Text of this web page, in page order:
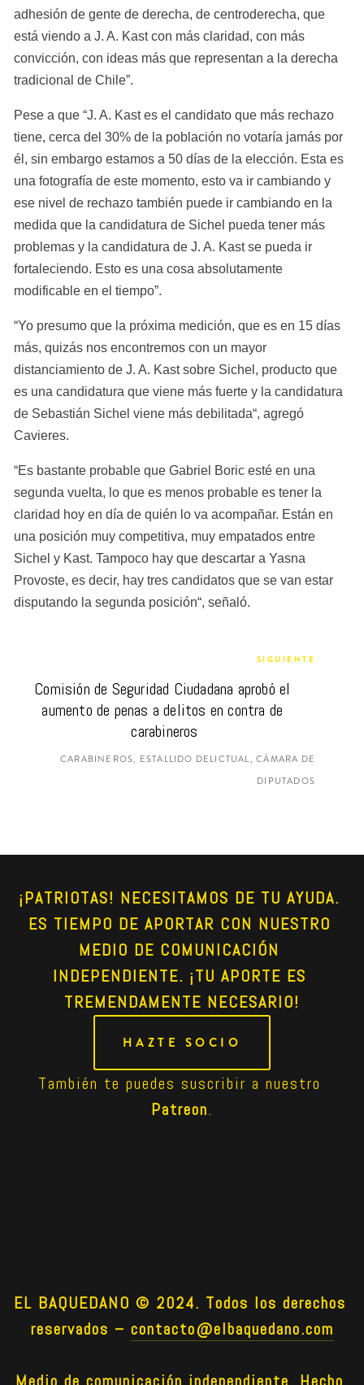
adhesión de gente de derecha, de centroderecha, que
está viendo a J. A. Kast con más claridad, con más
convicción, con ideas más que representan a la derecha
tradicional de Chile”.
Pese a que “J. A. Kast es el candidato que más rechazo
tiene, cerca del 30% de la población no votaría jamás por
él, sin embargo estamos a 50 días de la elección. Esta es
una fotografía de este momento, esto va ir cambiando y
ese nivel de rechazo también puede ir cambiando en la
medida que la candidatura de Sichel pueda tener más
problemas y la candidatura de J. A. Kast se pueda ir
fortaleciendo. Esto es una cosa absolutamente
modificable en el tiempo”.
“Yo presumo que la próxima medición, que es en 15 días
más, quizás nos encontremos con un mayor
distanciamiento de J. A. Kast sobre Sichel, producto que
es una candidatura que viene más fuerte y la candidatura
de Sebastián Sichel viene más debilitada“, agregó
Cavieres.
“Es bastante probable que Gabriel Boric esté en una
segunda vuelta, lo que es menos probable es tener la
claridad hoy en día de quién lo va acompañar. Están en
una posición muy competitiva, muy empatados entre
Sichel y Kast. Tampoco hay que descartar a Yasna
Provoste, es decir, hay tres candidatos que se van estar
disputando la segunda posición“, señaló.
SIGUIENTE
Comisión de Seguridad Ciudadana aprobó el
aumento de penas a delitos en contra de
carabineros
CARABINEROS, ESTALLIDO DELICTUAL, CÁMARA DE
DIPUTADOS
¡PATRIOTAS! NECESITAMOS DE TU AYUDA.
ES TIEMPO DE APORTAR CON NUESTRO
MEDIO DE COMUNICACIÓN
INDEPENDIENTE. ¡TU APORTE ES
TREMENDAMENTE NECESARIO!
HAZTE SOCIO
Patreon.
EL BAQUEDANO © 2024. Todos los derechos
reservados – contacto@elbaquedano.com